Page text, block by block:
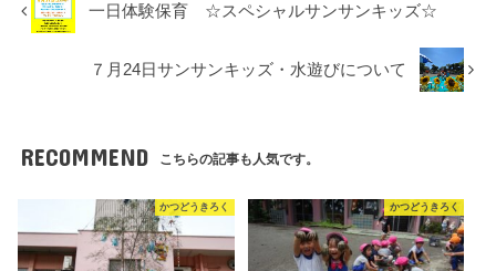
一日体験保育 ☆スペシャルサンサンキッズ☆
７月24日サンサンキッズ・水遊びについて
RECOMMEND こちらの記事も人気です。
かつどうきろく かつどうきろく